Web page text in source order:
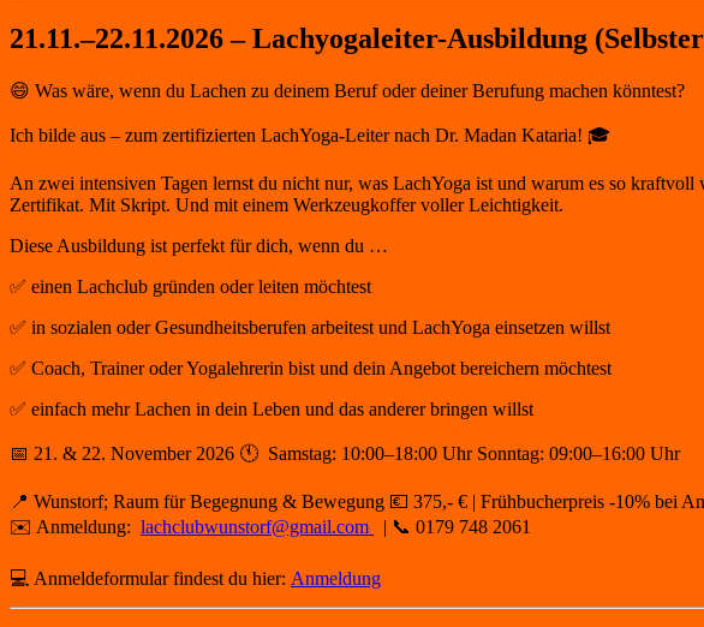
21.11.–22.11.2026 – Lachyogaleiter-Ausbildung
😄 Was wäre, wenn du Lachen zu deinem Beruf oder deiner Berufung machen könntest?
Ich bilde aus – zum zertifizierten LachYoga-Leiter nach Dr. Madan Kataria! 🎓
An zwei intensiven Tagen lernst du nicht nur, was LachYoga ist und warum es so
Zertifikat. Mit Skript. Und mit einem Werkzeugkoffer voller Leichtigkeit.
Diese Ausbildung ist perfekt für dich, wenn du …
✅ einen Lachclub gründen oder leiten möchtest
✅ in sozialen oder Gesundheitsberufen arbeitest und LachYoga einsetzen willst
✅ Coach, Trainer oder Yogalehrerin bist und dein Angebot bereichern möchtest
✅ einfach mehr Lachen in dein Leben und das anderer bringen willst
📅 21. & 22. November 2026 🕚 Samstag: 10:00–18:00 Uhr Sonntag: 09:00–16:00 Uhr
📍 Wunstorf; Raum für Begegnung & Bewegung 💶 375,- € | Frühbucherpreis -10% bei
✉️ Anmeldung: lachclubwunstorf@gmail.com | 📞 0179 748 2061
💻 Anmeldeformular findest du hier: Anmeldung